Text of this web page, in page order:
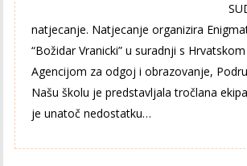
natjecanje. Natjecanje organizira
“Božidar Vranicki” u suradnji s
Agencijom za odgoj i obrazovanje,
Našu školu je predstavljala tročlana
je unatoč nedostatku…